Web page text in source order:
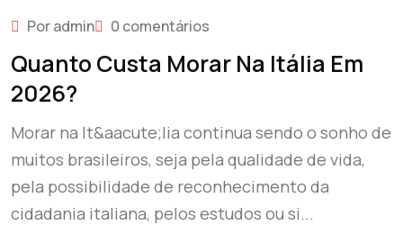
Por admin 0 comentários
Quanto Custa Morar Na Itália Em
2026?
Morar na It&aacute;lia continua sendo o sonho de
muitos brasileiros, seja pela qualidade de vida,
pela possibilidade de reconhecimento da
cidadania italiana, pelos estudos ou si...